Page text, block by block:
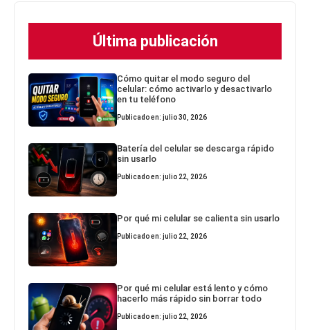
Última publicación
Cómo quitar el modo seguro del
celular: cómo activarlo y desactivarlo
en tu teléfono
Publicado en: julio 30, 2026
Batería del celular se descarga rápido
sin usarlo
Publicado en: julio 22, 2026
Por qué mi celular se calienta sin usarlo
Publicado en: julio 22, 2026
Por qué mi celular está lento y cómo
hacerlo más rápido sin borrar todo
Publicado en: julio 22, 2026